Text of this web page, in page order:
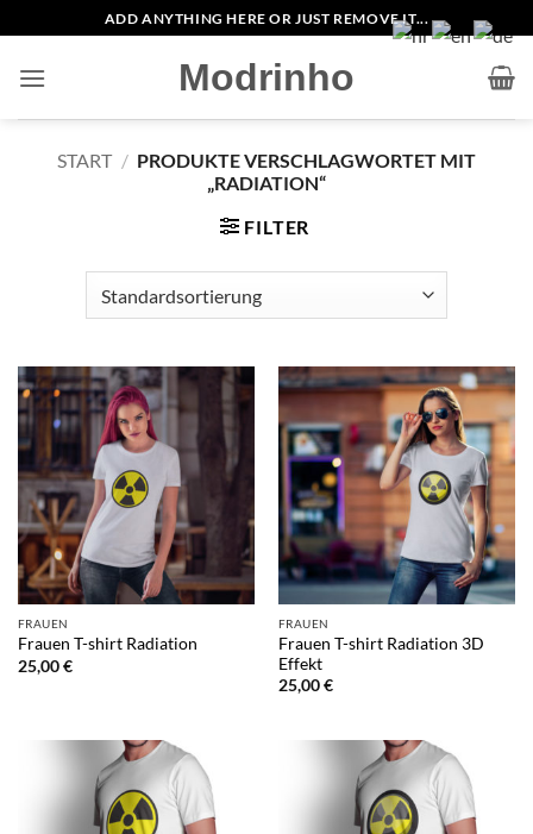
Inhalt
springen
ADD ANYTHING HERE OR JUST REMOVE IT...
Modrinho
START / PRODUKTE VERSCHLAGWORTET MIT
„RADIATION“
FILTER
FRAUEN
Frauen T-shirt Radiation
25,00€
FRAUEN
Frauen T-shirt Radiation 3D
Effekt
25,00€